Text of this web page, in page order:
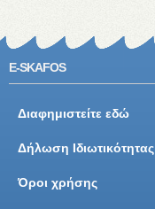
E-SKAFOS
Διαφημιστείτε εδώ
Δήλωση Ιδιωτικότητας
Όροι χρήσης